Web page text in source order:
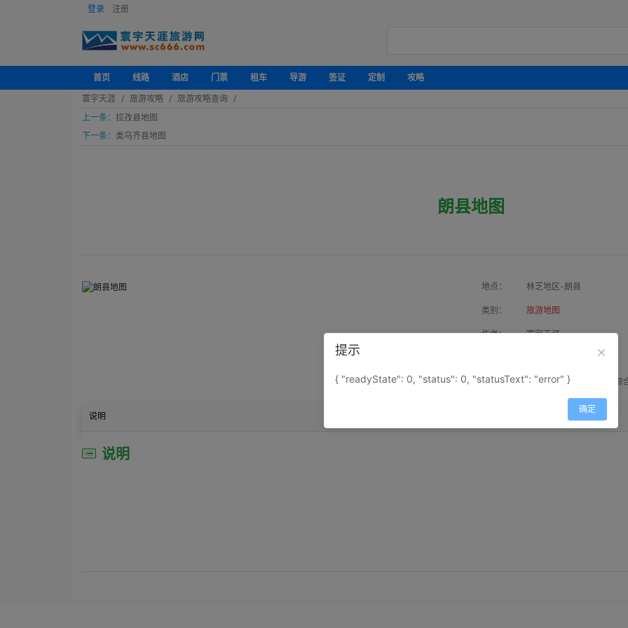
登录 注册
首页 线路 酒店 门票 租车 导游 签证 定制
攻略
寰宇天涯
旅游攻略
旅游攻略查询
上一条： 拉孜县地图
下一条： 类乌齐县地图
朗县地图
地点： 林芝地区-朗县
类别： 旅游地图
作者： 寰宇天涯
属性： 地图属性： 地图类型-综
说明
说明
提示
{ "readyState": 0, "status": 0, "statusText": "error" }
确定